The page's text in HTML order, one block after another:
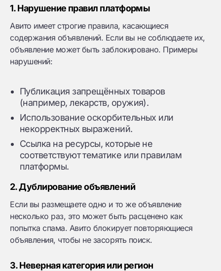
1. Нарушение правил платформы
Авито имеет строгие правила, касающиеся
содержания объявлений. Если вы не соблюдаете их,
объявление может быть заблокировано. Примеры
нарушений:
Публикация запрещённых товаров
(например, лекарств, оружия).
Использование оскорбительных или
некорректных выражений.
Ссылка на ресурсы, которые не
соответствуют тематике или правилам
платформы.
2. Дублирование объявлений
Если вы размещаете одно и то же объявление
несколько раз, это может быть расценено как
попытка спама. Авито блокирует повторяющиеся
объявления, чтобы не засорять поиск.
3. Неверная категория или регион